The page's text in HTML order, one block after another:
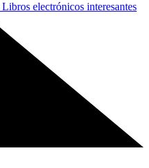
Libros electrónicos interesantes